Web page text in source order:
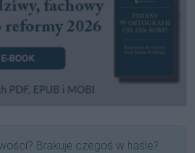
Brakuje czegoś w haśle?